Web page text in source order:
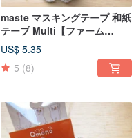
maste マスキングテープ 和紙
テープ Multi【ファーム
(MST-MKT13-A)】動物
US$ 5.35
5 (8)